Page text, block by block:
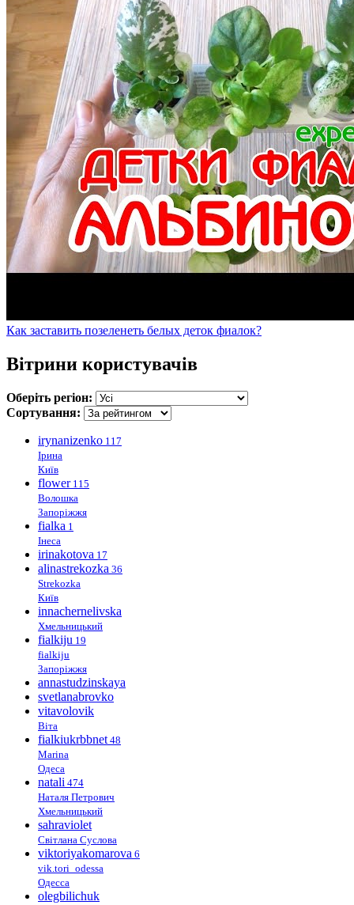
Как заставить позеленеть белых деток фиалок?
Вітрини користувачів
Оберіть регіон:
Сортування:
irynanizenko 117
Ірина
Київ
flower 115
Волошка
Запоріжжя
fialka 1
Інеса
irinakotova 17
alinastrekozka 36
Strekozka
Київ
innachernelivska
Хмельницький
fialkiju 19
fialkiju
Запоріжжя
annastudzinskaya
svetlanabrovko
vitavolovik
Віта
fialkiukrbbnet 48
Marina
Одеса
natali 474
Наталя Петрович
Хмельницький
sahraviolet
Світлана Суслова
viktoriyakomarova 6
vik.tori_odessa
Одесса
olegbilichuk